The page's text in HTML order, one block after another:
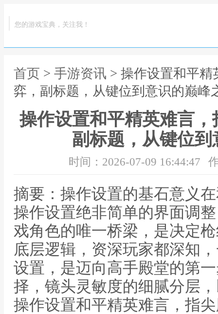
您的游戏宝典，关注我！
首页 > 手游资讯 > 操作设置和平
弈，副标题，从键位到意识的巅峰
操作设置和平精英难言
副标题，从键位
时间：2026-07-09 16:44:47
摘要：操作设置的基石意义
操作设置绝非简单的界面调
戏角色的唯一桥梁，是决定
底层逻辑，资深玩家都深知
设置，是迈向高手殿堂的第
择，镜头灵敏度的细腻分层
操作设置和平精英难言，指